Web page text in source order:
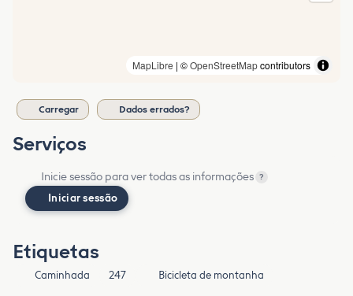
MapLibre | ©OpenStreetMapcontributors
Carregar Dados errados?
Serviços
Inicie sessão para ver todas as informações ?
Iniciar sessão
Etiquetas
Caminhada 247 Bicicleta de montanha